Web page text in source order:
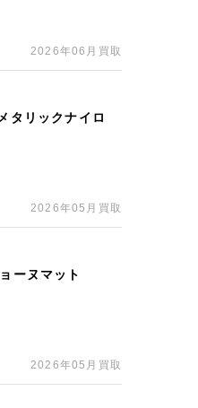
2026年06月買取
タリックナイロ
2026年05月買取
ーヌマット
2026年05月買取